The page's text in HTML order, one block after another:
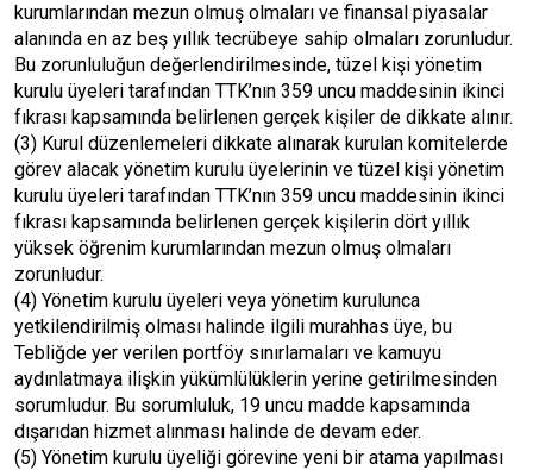
kurumlarından mezun olmuş olmaları ve finansal piyasalar
alanında en az beş yıllık tecrübeye sahip olmaları zorunludur.
Bu zorunluluğun değerlendirilmesinde, tüzel kişi yönetim
kurulu üyeleri tarafından TTK’nın 359 uncu maddesinin ikinci
fıkrası kapsamında belirlenen gerçek kişiler de dikkate alınır.
(3) Kurul düzenlemeleri dikkate alınarak kurulan komitelerde
görev alacak yönetim kurulu üyelerinin ve tüzel kişi yönetim
kurulu üyeleri tarafından TTK’nın 359 uncu maddesinin ikinci
fıkrası kapsamında belirlenen gerçek kişilerin dört yıllık
yüksek öğrenim kurumlarından mezun olmuş olmaları
zorunludur.
(4) Yönetim kurulu üyeleri veya yönetim kurulunca
yetkilendirilmiş olması halinde ilgili murahhas üye, bu
Tebliğde yer verilen portföy sınırlamaları ve kamuyu
aydınlatmaya ilişkin yükümlülüklerin yerine getirilmesinden
sorumludur. Bu sorumluluk, 19 uncu madde kapsamında
dışarıdan hizmet alınması halinde de devam eder.
(5) Yönetim kurulu üyeliği görevine yeni bir atama yapılması